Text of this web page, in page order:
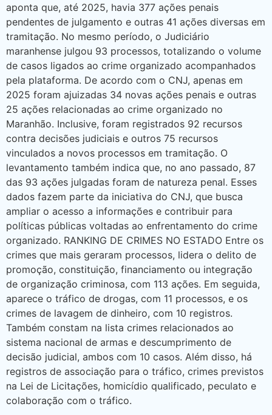
aponta que, até 2025, havia 377 ações penais
pendentes de julgamento e outras 41 ações diversas em
tramitação. No mesmo período, o Judiciário
maranhense julgou 93 processos, totalizando o volume
de casos ligados ao crime organizado acompanhados
pela plataforma. De acordo com o CNJ, apenas em
2025 foram ajuizadas 34 novas ações penais e outras
25 ações relacionadas ao crime organizado no
Maranhão. Inclusive, foram registrados 92 recursos
contra decisões judiciais e outros 75 recursos
vinculados a novos processos em tramitação. O
levantamento também indica que, no ano passado, 87
das 93 ações julgadas foram de natureza penal. Esses
dados fazem parte da iniciativa do CNJ, que busca
ampliar o acesso a informações e contribuir para
políticas públicas voltadas ao enfrentamento do crime
organizado. RANKING DE CRIMES NO ESTADO Entre os
crimes que mais geraram processos, lidera o delito de
promoção, constituição, financiamento ou integração
de organização criminosa, com 113 ações. Em seguida,
aparece o tráfico de drogas, com 11 processos, e os
crimes de lavagem de dinheiro, com 10 registros.
Também constam na lista crimes relacionados ao
sistema nacional de armas e descumprimento de
decisão judicial, ambos com 10 casos. Além disso, há
registros de associação para o tráfico, crimes previstos
na Lei de Licitações, homicídio qualificado, peculato e
colaboração com o tráfico.